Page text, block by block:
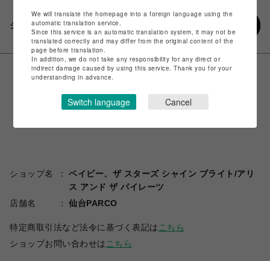
シェアする
ショップ名
ベイビー、ザ スターズ シャイン ブライト/アリ
ス アンド ザ パイレーツ
店舗名
仙台PARCO
特定商取引法など法令に基づく表記は こちら
ショップお問い合わせは こちら
We will translate the homepage into a foreign language using the
automatic translation service.
Since this service is an automatic translation system, it may not be
translated correctly and may differ from the original content of the
page before translation.
In addition, we do not take any responsibility for any direct or
indirect damage caused by using this service. Thank you for your
understanding in advance.
Switch language Cancel